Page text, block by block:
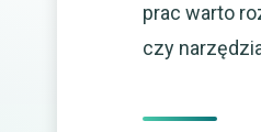
prac warto
czy